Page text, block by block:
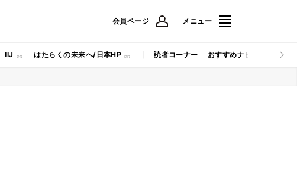
会員ページ メニュー
IIJ はたらくの未来へ/日本HP 読者コーナー おすすめナビ マイナビ